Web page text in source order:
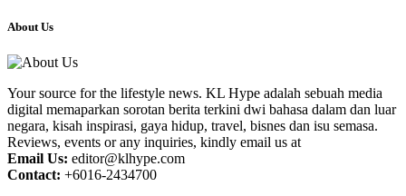
About Us
Your source for the lifestyle news. KL Hype adalah sebuah media
digital memaparkan sorotan berita terkini dwi bahasa dalam dan luar
negara, kisah inspirasi, gaya hidup, travel, bisnes dan isu semasa.
Reviews, events or any inquiries, kindly email us at
Email Us: editor@klhype.com
Contact: +6016-2434700